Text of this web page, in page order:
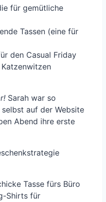
für gemütliche
Tassen (eine für
den Casual Friday
Sarah war so
auf der Website
Abend ihre erste
Tasse fürs Büro
Shirts für